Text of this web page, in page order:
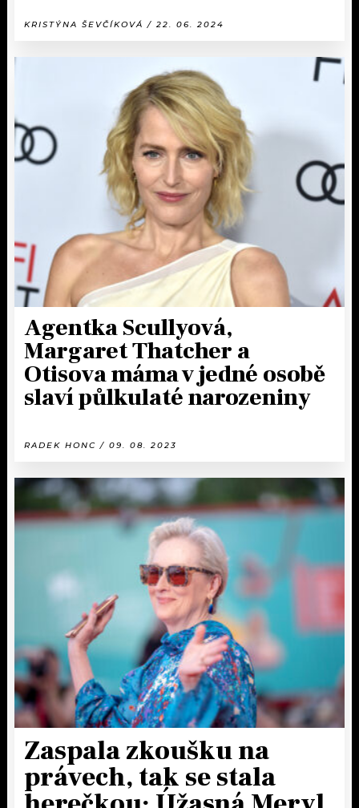
KRISTÝNA ŠEVČÍKOVÁ / 22. 06. 2024
Agentka Scullyová,
Margaret Thatcher a
Otisova máma v jedné osobě
slaví půlkulaté narozeniny
RADEK HONC / 09. 08. 2023
Zaspala zkoušku na
právech, tak se stala